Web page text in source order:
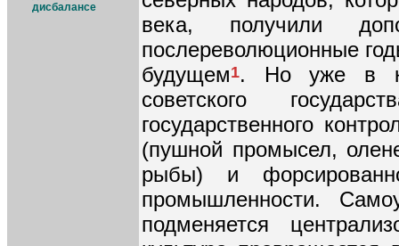
дисбалансе
века, получили
послереволюционные
будущем1. Но уже в
советского
государственного
(пушной промысел,
рыбы) и
промышленности.
подменяется